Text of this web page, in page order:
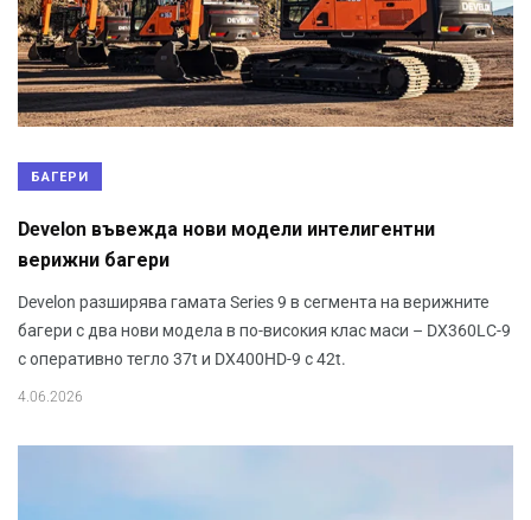
БАГЕРИ
Develon въвежда нови модели интелигентни
верижни багери
Develon разширява гамата Series 9 в сегмента на верижните
багери с два нови модела в по-високия клас маси – DX360LC-9
с оперативно тегло 37t и DX400HD-9 с 42t.
4.06.2026